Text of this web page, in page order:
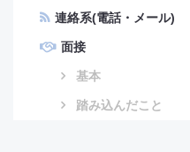
連絡系(電話・メール)
面接
基本
踏み込んだこと